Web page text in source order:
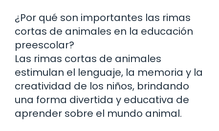
¿Por qué son importantes las rimas
cortas de animales en la educación
preescolar?
Las rimas cortas de animales
estimulan el lenguaje, la memoria y la
creatividad de los niños, brindando
una forma divertida y educativa de
aprender sobre el mundo animal.